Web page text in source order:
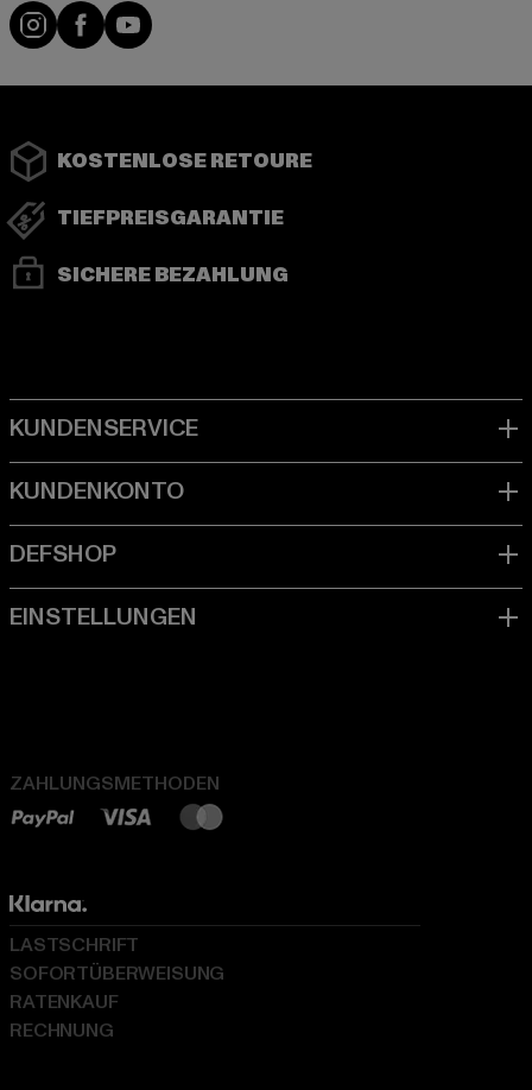
Instagram
FacebookYouTube
KOSTENLOSE RETOURE
TIEFPREISGARANTIE
SICHERE BEZAHLUNG
ZAHLUNGSMETHODEN
LASTSCHRIFT
SOFORTÜBERWEISUNG
RATENKAUF
RECHNUNG